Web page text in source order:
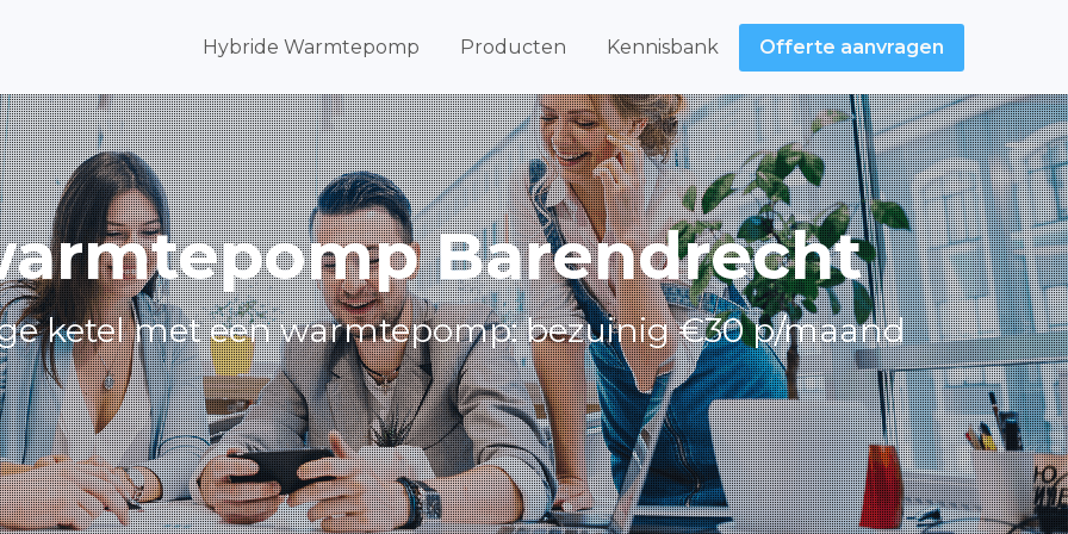
Hybride Warmtepomp Producten Kennisbank Offerte aanvragen
Barendrecht
ketel met een warmtepomp: bezuinig €30 p/maand